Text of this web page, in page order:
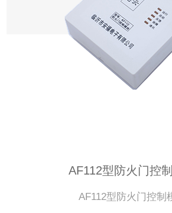
AF112型防火门控
AF112型防火门控制